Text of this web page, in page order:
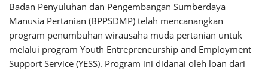
Badan Penyuluhan dan Pengembangan Sumberdaya
Manusia Pertanian (BPPSDMP) telah mencanangkan
program penumbuhan wirausaha muda pertanian untuk
melalui program Youth Entrepreneurship and Employment
Support Service (YESS). Program ini didanai oleh loan dari